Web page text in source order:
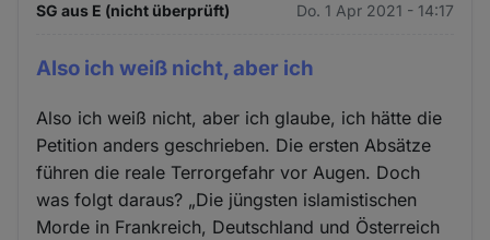
SG aus E (nicht überprüft) Do. 1 Apr 2021 - 14:17
Also ich weiß nicht, aber ich
Also ich weiß nicht, aber ich glaube, ich hätte die
Petition anders geschrieben. Die ersten Absätze
führen die reale Terrorgefahr vor Augen. Doch
was folgt daraus? „Die jüngsten islamistischen
Morde in Frankreich, Deutschland und Österreich